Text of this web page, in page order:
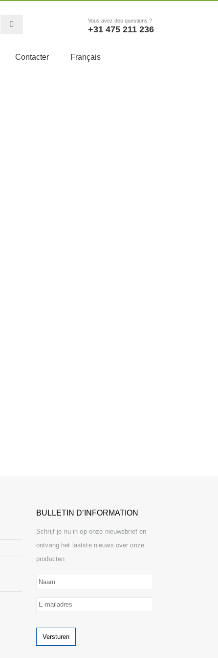
Vous avez des questions ?
+31 475 211 236
Contacter Français
BULLETIN D’INFORMATION
Schrijf je nu in op onze nieuwsbrief en
ontvang het laatste nieuws over onze
producten
Naam
E-
mailadres